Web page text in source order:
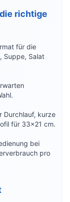
richtige
für die
Suppe, Salat
Durchlauf, kurze
für 33×21 cm.
bei
pro